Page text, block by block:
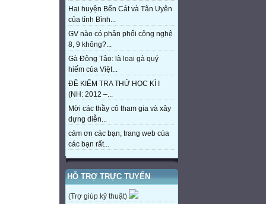
Hai huyện Bến Cát và Tân Uyên
của tỉnh Bình...
GV nào có phân phối công nghệ
8, 9 không?...
Gà Đông Tảo: là loại gà quý
hiếm của Việt...
ĐỀ KIỂM TRA THỬ HỌC KÌ I
(NH: 2012 –...
Mời các thầy cô tham gia và xây
dựng diễn...
cảm ơn các bạn, trang web của
các bạn rất...
HỖ TRỢ TRỰC TUYẾN
(Trợ giúp kỹ thuật)